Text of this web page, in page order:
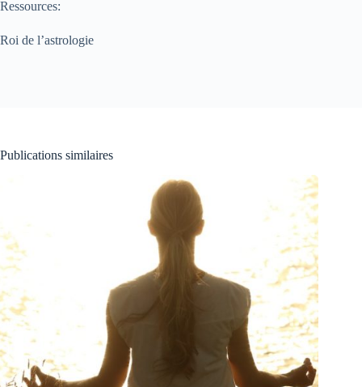
Ressources:
Roi de l’astrologie
Publications similaires